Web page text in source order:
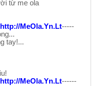
http://MeOla.Yn.Lt-----
tay!...
http://MeOla.Yn.Lt------